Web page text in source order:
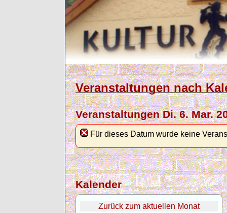
Veranstaltungen nach
Veranstaltungen Di. 6. Mar.
Für dieses Datum wurde keine
Kalender
Zurück zum aktuellen Monat